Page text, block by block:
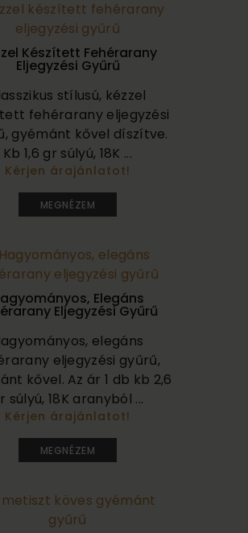
Készített Fehérarany
Eljegyzési Gyűrű
stílusú, kézzel
fehérarany eljegyzési
gyémánt kővel díszítve.
Kb 1,6 gr súlyú, 18K ...
Kérjen árajánlatot!
MEGNÉZEM
Elegáns
Eljegyzési Gyűrű
elegáns
eljegyzési gyűrű,
kővel. Az ár 1 db kb 2,6
súlyú, 18K aranyból ...
Kérjen árajánlatot!
MEGNÉZEM